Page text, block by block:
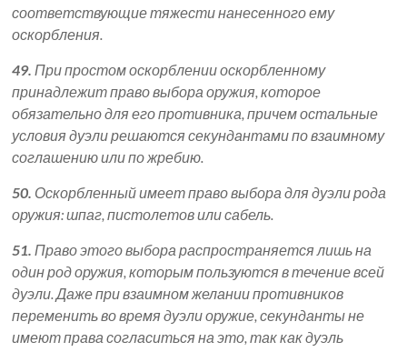
соответствующие тяжести нанесенного ему
оскорбления.
49. При простом оскорблении оскорбленному
принадлежит право выбора оружия, которое
обязательно для его противника, причем остальные
условия дуэли решаются секундантами по взаимному
соглашению или по жребию.
50. Оскорбленный имеет право выбора для дуэли рода
оружия: шпаг, пистолетов или сабель.
51. Право этого выбора распространяется лишь на
один род оружия, которым пользуются в течение всей
дуэли. Даже при взаимном желании противников
переменить во время дуэли оружие, секунданты не
имеют права согласиться на это, так как дуэль